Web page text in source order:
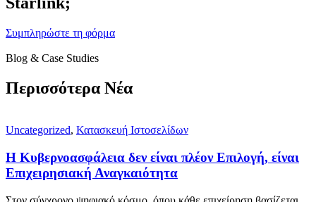
Συμπληρώστε τη φόρμα
Blog & Case Studies
Περισσότερα Νέα
Uncategorized, Κατασκευή Ιστοσελίδων
Η Κυβερνοασφάλεια δεν είναι πλέον Επιλογή, είναι
Επιχειρησιακή Αναγκαιότητα